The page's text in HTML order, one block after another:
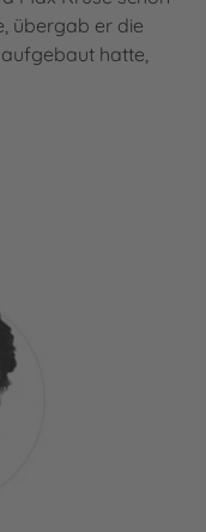
übergab er die
hatte,